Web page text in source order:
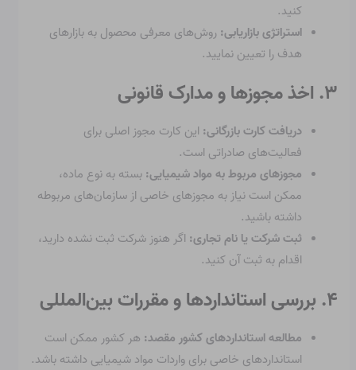
کنید.
استراتژی بازاریابی: روش‌های معرفی محصول به بازارهای
هدف را تعیین نمایید.
۳. اخذ مجوزها و مدارک قانونی
دریافت کارت بازرگانی: این کارت مجوز اصلی برای
فعالیت‌های صادراتی است.
مجوزهای مربوط به مواد شیمیایی: بسته به نوع ماده،
ممکن است نیاز به مجوزهای خاصی از سازمان‌های مربوطه
داشته باشید.
ثبت شرکت یا نام تجاری: اگر هنوز شرکت ثبت نشده دارید،
اقدام به ثبت آن کنید.
۴. بررسی استانداردها و مقررات بین‌المللی
مطالعه استانداردهای کشور مقصد: هر کشور ممکن است
استانداردهای خاصی برای واردات مواد شیمیایی داشته باشد.